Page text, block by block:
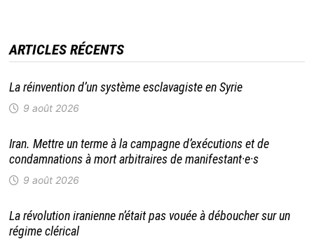
ARTICLES RÉCENTS
La réinvention d’un système esclavagiste en Syrie
9 août 2026
Iran. Mettre un terme à la campagne d’exécutions et de
condamnations à mort arbitraires de manifestant·e·s
9 août 2026
La révolution iranienne n’était pas vouée à déboucher sur un
régime clérical